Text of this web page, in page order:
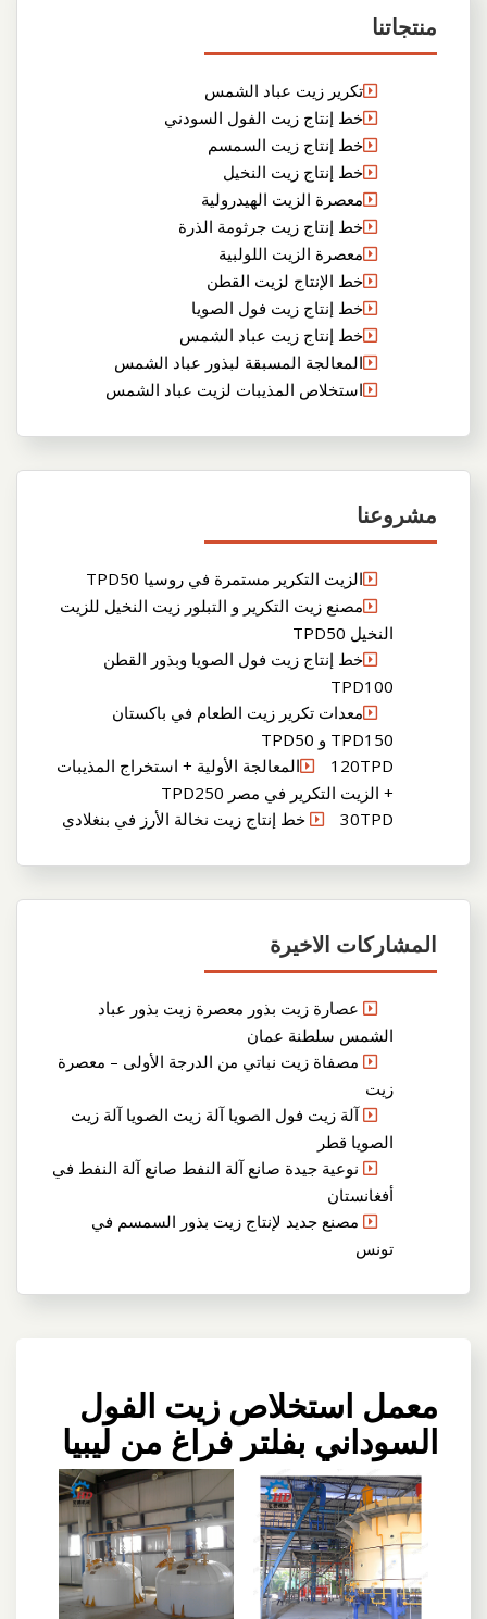
منتجاتنا
تكرير زيت عباد الشمس
خط إنتاج زيت الفول السودني
خط إنتاج زيت السمسم
خط إنتاج زيت النخيل
معصرة الزيت الهيدرولية
خط إنتاج زيت جرثومة الذرة
معصرة الزيت اللولبية
خط الإنتاج لزيت القطن
خط إنتاج زيت فول الصويا
خط إنتاج زيت عباد الشمس
المعالجة المسبقة لبذور عباد الشمس
استخلاص المذيبات لزيت عباد الشمس
مشروعنا
الزيت التكرير مستمرة في روسيا TPD50
مصنع زيت التكرير و التبلور زيت النخيل للزيت
النخيل TPD50
خط إنتاج زيت فول الصويا وبذور القطن
TPD100
معدات تكرير زيت الطعام في باكستان
TPD150 و TPD50
120TPDالمعالجة الأولية + استخراج المذيبات
+ الزيت التكرير في مصر TPD250
30TPD خط إنتاج زيت نخالة الأرز في بنغلادي
المشاركات الاخيرة
عصارة زيت بذور معصرة زيت بذور عباد
الشمس سلطنة عمان
مصفاة زيت نباتي من الدرجة الأولى – معصرة
زيت
آلة زيت فول الصويا آلة زيت الصويا آلة زيت
الصويا قطر
نوعية جيدة صانع آلة النفط صانع آلة النفط في
أفغانستان
مصنع جديد لإنتاج زيت بذور السمسم في
تونس
معمل استخلاص زيت الفول
السوداني بفلتر فراغ من ليبيا